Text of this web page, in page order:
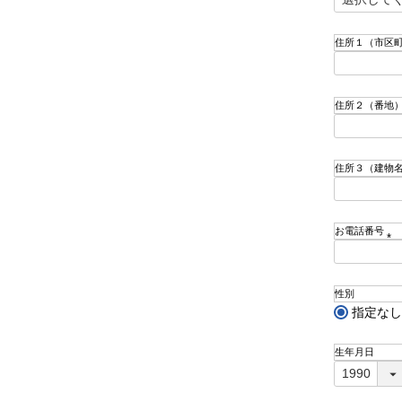
須
)
住所１（市区
住所２（番地）
住所３（建物名
お電話番号
須
)
性別
指定なし
生年月日